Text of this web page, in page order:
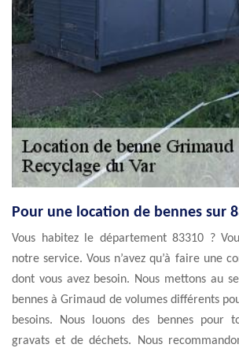
Pour une location de bennes sur
Vous habitez le département 83310 ?
notre service. Vous n’avez qu’à faire une
dont vous avez besoin. Nous mettons au
bennes à Grimaud de volumes différents
besoins. Nous louons des bennes pour
gravats et de déchets. Nous